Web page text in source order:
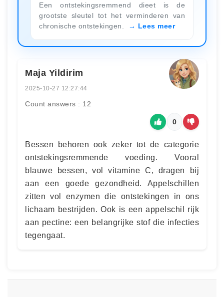
Een ontstekingsremmend dieet is de
grootste sleutel tot het verminderen van
chronische ontstekingen.
Lees meer
Maja Yildirim
2025-10-27 12:27:44
Count answers : 12
0
Bessen behoren ook zeker tot de categorie
ontstekingsremmende voeding. Vooral
blauwe bessen, vol vitamine C, dragen bij
aan een goede gezondheid. Appelschillen
zitten vol enzymen die ontstekingen in ons
lichaam bestrijden. Ook is een appelschil rijk
aan pectine: een belangrijke stof die infecties
tegengaat.